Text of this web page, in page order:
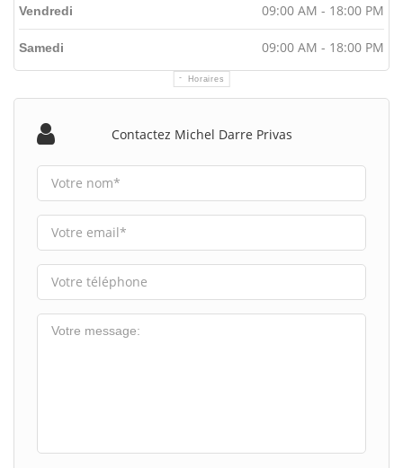
Horaires
Vendredi 09:00 AM - 18:00 PM
Samedi 09:00 AM - 18:00 PM
Contactez Michel Darre Privas